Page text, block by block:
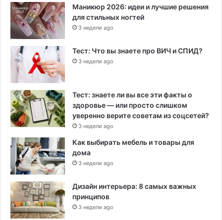
Маникюр 2026: идеи и лучшие решения
для стильных ногтей
3 недели ago
Тест: Что вы знаете про ВИЧ и СПИД?
3 недели ago
Тест: знаете ли вы все эти факты о
здоровье — или просто слишком
уверенно верите советам из соцсетей?
3 недели ago
Как выбирать мебель и товары для
дома
3 недели ago
Дизайн интерьера: 8 самых важных
принципов
3 недели ago